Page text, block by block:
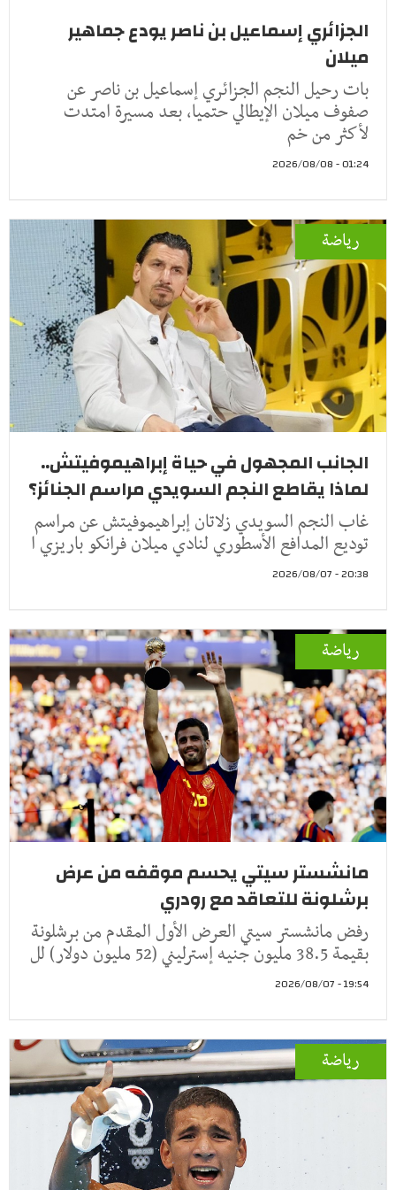
الجزائري إسماعيل بن ناصر يودع جماهير
ميلان
بات رحيل النجم الجزائري إسماعيل بن ناصر عن
صفوف ميلان الإيطالي حتميا، بعد مسيرة امتدت
لأكثر من خم
01:24 - 2026/08/08
رياضة
الجانب المجهول في حياة إبراهيموفيتش..
لماذا يقاطع النجم السويدي مراسم الجنائز؟
غاب النجم السويدي زلاتان إبراهيموفيتش عن مراسم
توديع المدافع الأسطوري لنادي ميلان فرانكو باريزي ا
20:38 - 2026/08/07
رياضة
مانشستر سيتي يحسم موقفه من عرض
برشلونة للتعاقد مع رودري
رفض مانشستر سيتي العرض الأول المقدم من برشلونة
بقيمة 38.5 مليون جنيه إسترليني (52 مليون دولار) لل
19:54 - 2026/08/07
رياضة